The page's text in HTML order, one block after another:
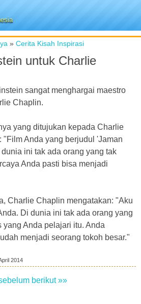
» Cerita Kisah Inspirasi
untuk Charlie
sangat menghargai maestro
Chaplin.
yang ditujukan kepada Charlie
Anda yang berjudul 'Jaman
ini tak ada orang yang tak
Anda pasti bisa menjadi
Charlie Chaplin mengatakan: "Aku
Di dunia ini tak ada orang yang
yang Anda pelajari itu. Anda
menjadi seorang tokoh besar."
2014
berikut »»